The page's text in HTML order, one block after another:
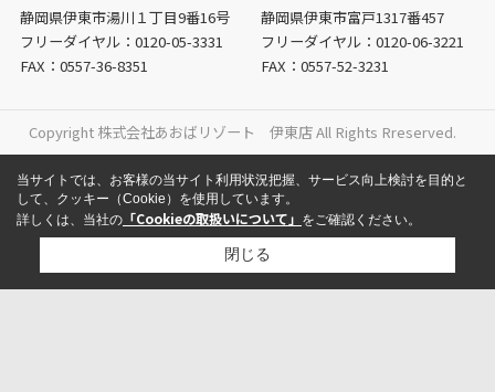
静岡県伊東市湯川１丁目9番16号
フリーダイヤル： 0120-05-3331
FAX：0557-36-8351
静岡県伊東市富戸1317番457
フリーダイヤル：0120-06-3221
FAX：0557-52-3231
Copyright 株式会社あおばリゾート 伊東店 All Rights Rreserved.
当サイトでは、お客様の当サイト利用状況把握、サービス向上検討を目的と
して、クッキー（Cookie）を使用しています。
詳しくは、当社の 「Cookieの取扱いについて」 をご確認ください。
閉じる